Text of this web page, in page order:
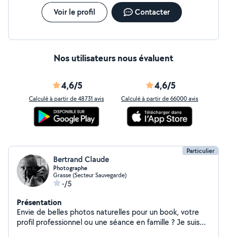
Voir le profil Contacter
Nos utilisateurs nous évaluent
4,6/5
Calculé à partir de 48731 avis
4,6/5
Calculé à partir de 66000 avis
Particulier
Bertrand Claude
Photographe
Grasse (Secteur Sauvegarde)
-/5
Présentation
Envie de belles photos naturelles pour un book, votre
profil professionnel ou une séance en famille ? Je suis